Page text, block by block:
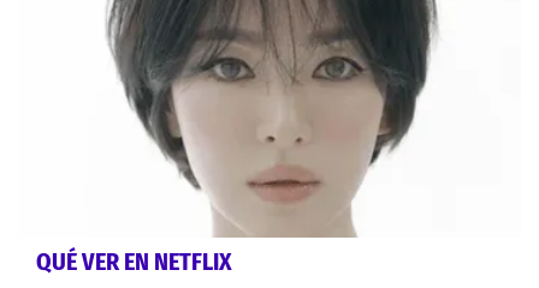
QUÉ VER EN NETFLIX